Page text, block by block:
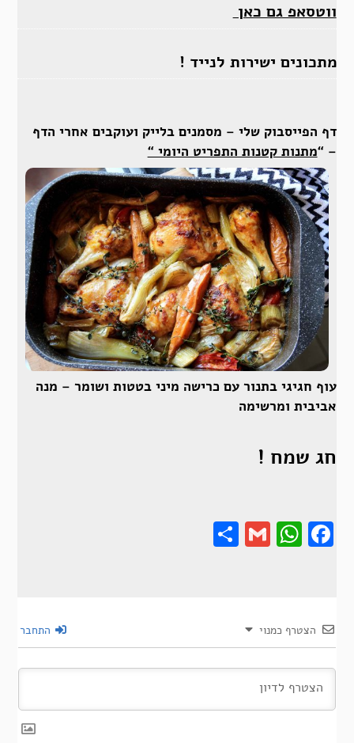
ווטסאפ גם כאן
מתכונים ישירות לנייד !
דף הפייסבוק שלי – מסמנים בלייק ועוקבים אחרי הדף
– “מתנות קטנות התפריט היומי “
עוף חגיגי בתנור עם כרישה מיני בטטות ושומר – מנה
אביבית ומרשימה
חג שמח !
Gmail
Share
הצטרף כמנוי התחבר